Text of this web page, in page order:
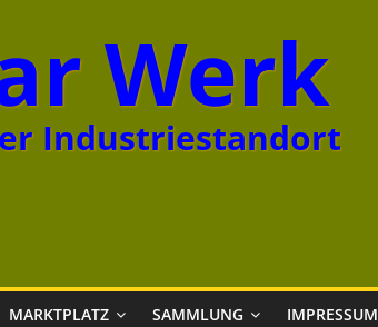
Werk
Industriestandort
MARKTPLATZ SAMMLUNG IMPRESSUM